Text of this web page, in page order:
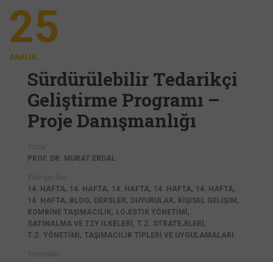
25
ARALIK
Sürdürülebilir Tedarikçi
Geliştirme Programı –
Proje Danışmanlığı
PROF. DR. MURAT ERDAL
14. HAFTA, 14. HAFTA, 14. HAFTA, 14. HAFTA, 14. HAFTA,
14. HAFTA, BLOG, DERSLER, DUYURULAR, KİŞİSEL GELİŞİM,
KOMBINE TAŞIMACILIK, LOJISTIK YÖNETIMI ,
SATINALMA VE TZY İLKELERI , T.Z. STRATEJILERI ,
T.Z. YÖNETIMI , TAŞIMACILIK TIPLERI VE UYGULAMALARI